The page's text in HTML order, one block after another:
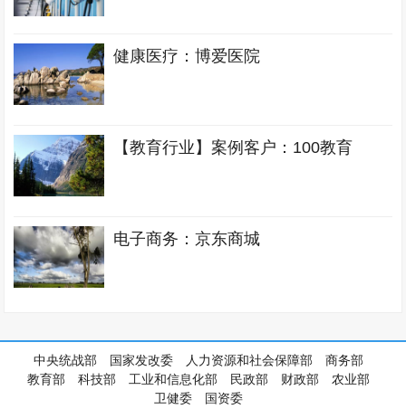
健康医疗：博爱医院
【教育行业】案例客户：100教育
电子商务：京东商城
中央统战部 国家发改委 人力资源和社会保障部
商务部
教育部
科技部 工业和信息化部 民政部 财政部
农业部
卫健委
国资委